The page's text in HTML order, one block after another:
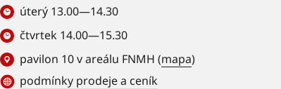
úterý 13.00—14.30
čtvrtek 14.00—15.30
pavilon 10 v areálu FNMH (mapa)
podmínky prodeje a ceník